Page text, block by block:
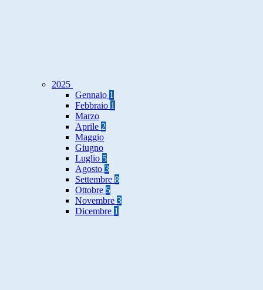
2025
Gennaio 1
Febbraio 1
Marzo
Aprile 2
Maggio
Giugno
Luglio 5
Agosto 3
Settembre 8
Ottobre 5
Novembre 3
Dicembre 1